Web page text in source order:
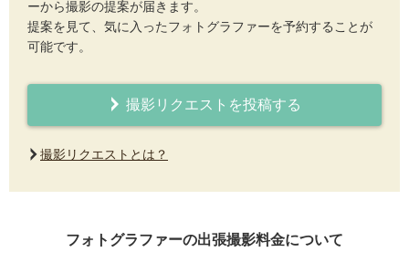
ーから撮影の提案が届きます。
提案を見て、気に入ったフォトグラファーを予約することが
可能です。
撮影リクエストを投稿する
撮影リクエストとは？
フォトグラファーの出張撮影料金について